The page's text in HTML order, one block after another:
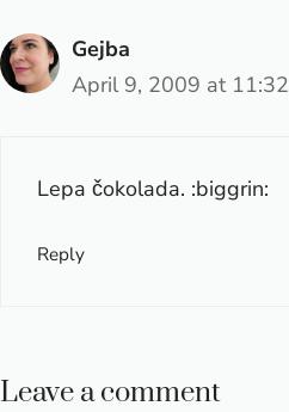
Gejba
April 9, 2009 at 11:32
Lepa čokolada. :biggrin:
Reply
Leave a comment